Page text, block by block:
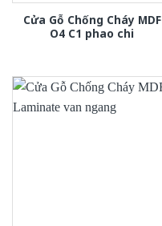
Cửa Gỗ Chống Cháy MDF
O4 C1 phao chi